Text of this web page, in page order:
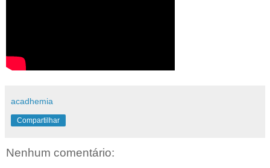
acadhemia
Compartilhar
Nenhum comentário: